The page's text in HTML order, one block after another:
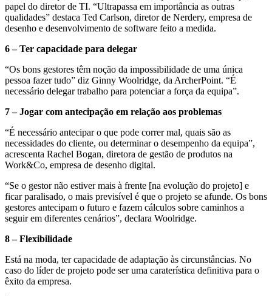
papel do diretor de TI. “Ultrapassa em importância as outras
qualidades” destaca Ted Carlson, diretor de Nerdery, empresa de
desenho e desenvolvimento de software feito a medida.
6 ‒ Ter capacidade para delegar
“Os bons gestores têm noção da impossibilidade de uma única
pessoa fazer tudo” diz Ginny Woolridge, da ArcherPoint. “É
necessário delegar trabalho para potenciar a força da equipa”.
7 ‒ Jogar com antecipação em relação aos problemas
“É necessário antecipar o que pode correr mal, quais são as
necessidades do cliente, ou determinar o desempenho da equipa”,
acrescenta Rachel Bogan, diretora de gestão de produtos na
Work&Co, empresa de desenho digital.
“Se o gestor não estiver mais à frente [na evolução do projeto] e
ficar paralisado, o mais previsível é que o projeto se afunde. Os bons
gestores antecipam o futuro e fazem cálculos sobre caminhos a
seguir em diferentes cenários”, declara Woolridge.
8 ‒ Flexibilidade
Está na moda, ter capacidade de adaptação às circunstâncias. No
caso do líder de projeto pode ser uma caraterística definitiva para o
êxito da empresa.